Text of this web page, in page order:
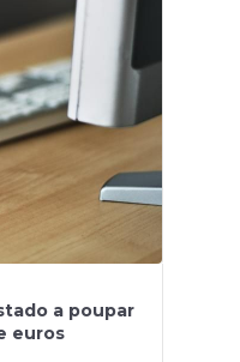
a poupar
euros